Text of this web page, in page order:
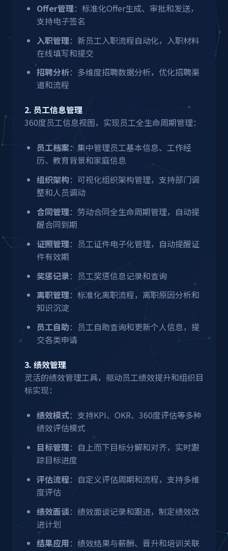
Offer管理：标准化Offer生成、审批和发送，
支持电子签名
入职管理：新员工入职流程自动化，入职材料
在线填写和提交
招聘分析：多维度招聘数据分析，优化招聘渠
道和流程
2. 员工信息管理
360度员工信息视图，实现员工全生命周期管理：
员工档案：集中管理员工基本信息、工作经
历、教育背景和家庭信息
组织架构：可视化组织架构管理，支持部门调
整和人员调动
合同管理：劳动合同全生命周期管理，自动提
醒合同到期
证照管理：员工证件电子化管理，自动提醒证
件有效期
奖惩记录：员工奖惩信息记录和查询
离职管理：标准化离职流程，离职原因分析和
知识沉淀
员工自助：员工自助查询和更新个人信息，提
交各类申请
3. 绩效管理
灵活的绩效管理工具，驱动员工绩效提升和组织目
标实现：
绩效模式：支持KPI、OKR、360度评估等多种
绩效评估模式
目标管理：自上而下目标分解和对齐，实时跟
踪目标进度
评估流程：自定义评估周期和流程，支持多维
度评估
绩效面谈：绩效面谈记录和跟进，制定绩效改
进计划
结果应用：绩效结果与薪酬、晋升和培训关联